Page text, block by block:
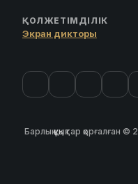
ҚОЛЖЕТІМДІЛІК
Экран дикторы
Барлық құқықтар